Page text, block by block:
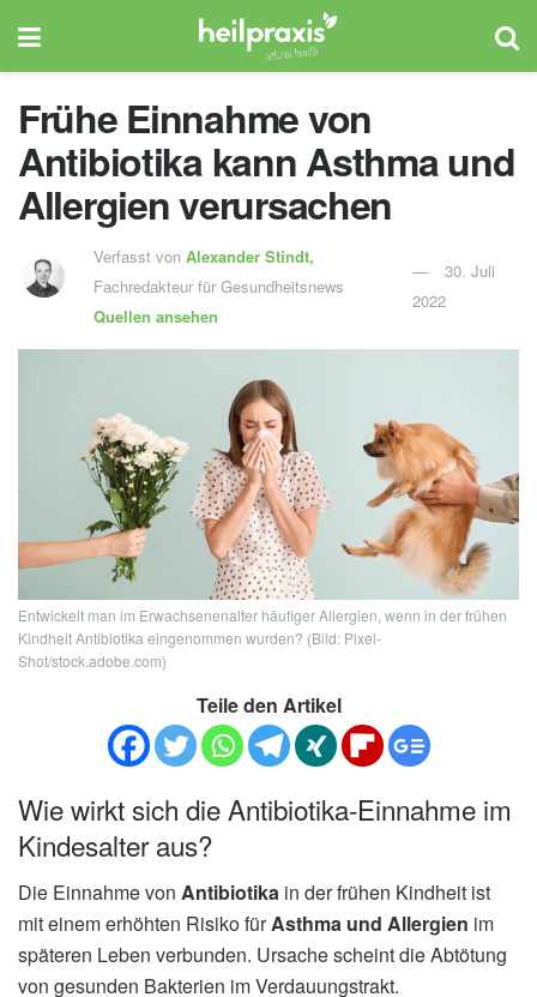
Frühe Einnahme von
Antibiotika kann Asthma und
Allergien verursachen
Verfasst vonAlexander Stindt,
Fachredakteur für Gesundheitsnews
Quellen ansehen
30. Juli
2022
Entwickelt man im Erwachsenenalter häufiger Allergien, wenn in der frühen
Kindheit Antibiotika eingenommen wurden? (Bild: Pixel-
Shot/stock.adobe.com)
Teile den Artikel
Wie wirkt sich die Antibiotika-Einnahme im
Kindesalter aus?
Die Einnahme von Antibiotika in der frühen Kindheit ist
mit einem erhöhten Risiko fürAsthma und Allergien im
späteren Leben verbunden. Ursache scheint die Abtötung
von gesunden Bakterien im Verdauungstrakt.